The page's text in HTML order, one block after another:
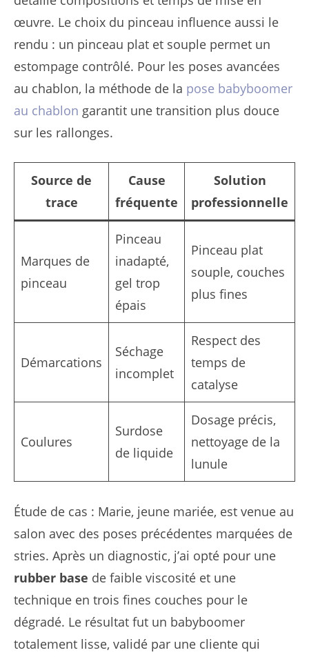
œuvre. Le choix du pinceau influence aussi le
rendu : un pinceau plat et souple permet un
estompage contrôlé. Pour les poses avancées
au chablon, la méthode de la pose babyboomer
au chablon garantit une transition plus douce
sur les rallonges.
Source de
trace
Cause
fréquente
Solution
professionnelle
Marques de
pinceau
Pinceau
inadapté,
gel trop
épais
Pinceau plat
souple, couches
plus fines
Démarcations
Séchage
incomplet
Respect des
temps de
catalyse
Coulures
Surdose
de liquide
Dosage précis,
nettoyage de la
lunule
Étude de cas : Marie, jeune mariée, est venue au
salon avec des poses précédentes marquées de
stries. Après un diagnostic, j’ai opté pour une
rubber base de faible viscosité et une
technique en trois fines couches pour le
dégradé. Le résultat fut un babyboomer
totalement lisse, validé par une cliente qui